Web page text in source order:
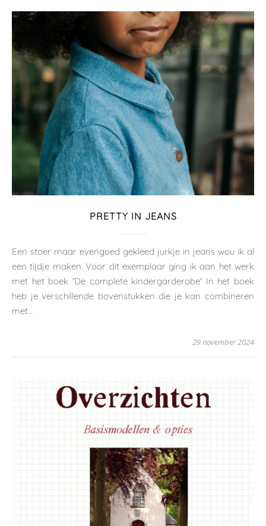
PRETTY IN JEANS
Een stoer maar evengoed gekleed jurkje in jeans wou ik al
een tijdje maken. Voor dit exemplaar ging ik aan het werk
met het boek 'De complete kindergarderobe' In het boek
heb je verschillende bovenstukken die je kan combineren
met…
29 november 2024